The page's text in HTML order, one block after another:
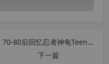
70-80后回忆忍者神龟Teenage Mutant Ninja Turtles (1987)英文全集
下一篇